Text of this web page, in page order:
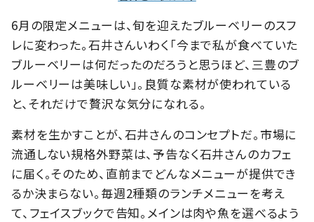
6月の限定メニューは、旬を迎えたブルーベリーのスフ
レに変わった。石井さんいわく「今まで私が食べていた
ブルーベリーは何だったのだろうと思うほど、三豊のブ
ルーベリーは美味しい」。良質な素材が使われている
と、それだけで贅沢な気分になれる。
素材を生かすことが、石井さんのコンセプトだ。市場に
流通しない規格外野菜は、予告なく石井さんのカフェ
に届く。そのため、直前までどんなメニューが提供でき
るか決まらない。毎週2種類のランチメニューを考え
て、フェイスブックで告知。メインは肉や魚を選べるよう